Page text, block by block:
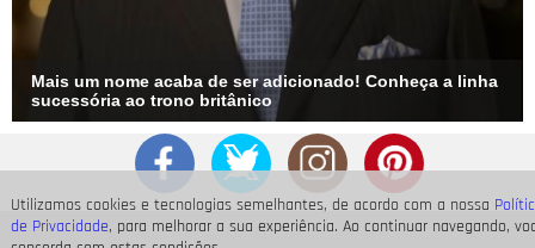
Utilizamos cookies e tecnologias semelhantes, de acordo com a nossa
de Privacidade, para melhorar a sua experiência. Ao continuar navegando,
Mais um nome acaba de ser adicionado! Conheça a linha
sucessória ao trono britânico